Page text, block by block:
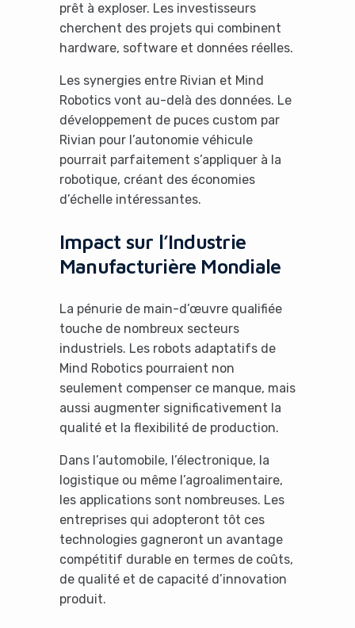
prêt à exploser. Les investisseurs
cherchent des projets qui combinent
hardware, software et données réelles.
Les synergies entre Rivian et Mind
Robotics vont au-delà des données. Le
développement de puces custom par
Rivian pour l’autonomie véhicule
pourrait parfaitement s’appliquer à la
robotique, créant des économies
d’échelle intéressantes.
Impact sur l’Industrie
Manufacturière Mondiale
La pénurie de main-d’œuvre qualifiée
touche de nombreux secteurs
industriels. Les robots adaptatifs de
Mind Robotics pourraient non
seulement compenser ce manque, mais
aussi augmenter significativement la
qualité et la flexibilité de production.
Dans l’automobile, l’électronique, la
logistique ou même l’agroalimentaire,
les applications sont nombreuses. Les
entreprises qui adopteront tôt ces
technologies gagneront un avantage
compétitif durable en termes de coûts,
de qualité et de capacité d’innovation
produit.